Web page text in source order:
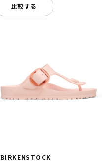
比較する
BIRKENSTOCK